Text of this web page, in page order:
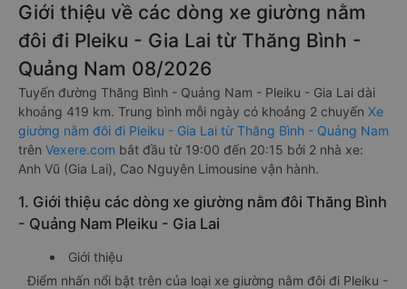
Giới thiệu về các dòng xe giường nằm
đôi đi Pleiku - Gia Lai từ Thăng Bình -
Quảng Nam 08/2026
Tuyến đường Thăng Bình - Quảng Nam - Pleiku - Gia Lai dài
khoảng 419 km. Trung bình mỗi ngày có khoảng 2 chuyến Xe
giường nằm đôi đi Pleiku - Gia Lai từ Thăng Bình - Quảng Nam
trên Vexere.com bắt đầu từ 19:00 đến 20:15 bởi 2 nhà xe:
Anh Vũ (Gia Lai), Cao Nguyên Limousine vận hành.
1. Giới thiệu các dòng xe giường nằm đôi Thăng Bình
- Quảng Nam Pleiku - Gia Lai
Giới thiệu
Điểm nhấn nổi bật trên của loại xe giường nằm đôi đi Pleiku -